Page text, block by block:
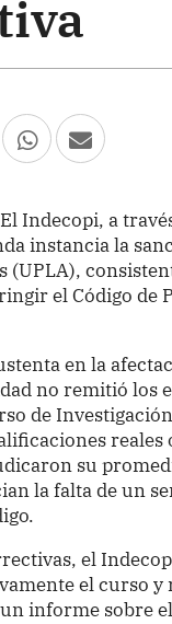
El Indecopi, a
instancia la
(UPLA),
el Código de
en la
no remitió los
de
reales
su
la falta de un
el
el curso y
informe sobre